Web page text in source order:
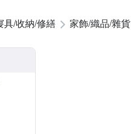
具/收納/修繕 家飾/織品/雜貨